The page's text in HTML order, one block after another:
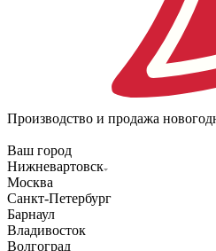
Производство и продажа
Ваш город
Нижневартовск
Москва
Санкт-Петербург
Барнаул
Владивосток
Волгоград